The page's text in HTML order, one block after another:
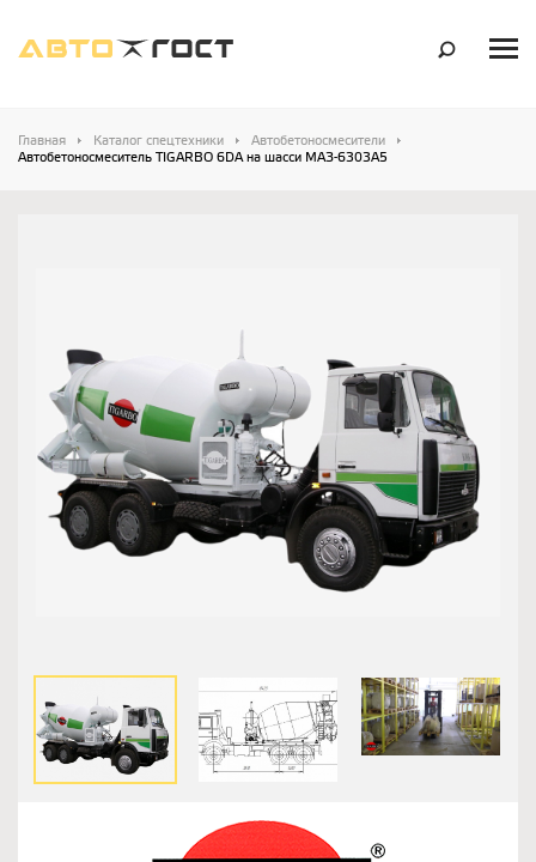
Главная Каталог спецтехники
Автобетоносмесители
Автобетоносмеситель TIGARBO 6DA на шасси МАЗ-6303А5